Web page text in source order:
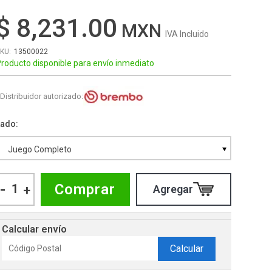
8,231.00 IVA Incluido
13500022
disponible para envío inmediato
Distribuidor autorizado:
Juego Completo
- + Comprar
Calcular envío
Calcular